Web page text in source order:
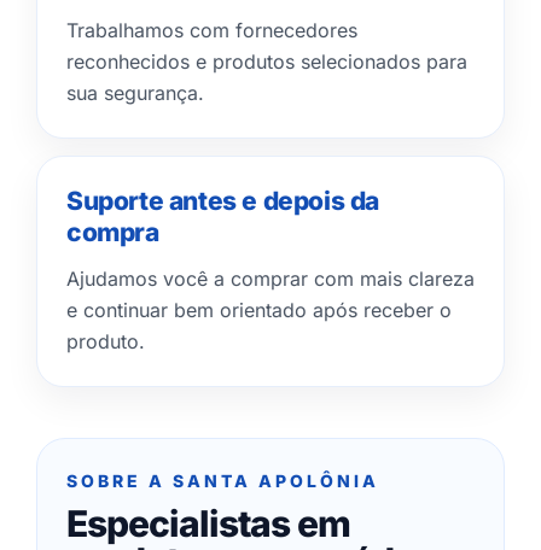
Trabalhamos com fornecedores
reconhecidos e produtos selecionados para
sua segurança.
Suporte antes e depois da
compra
Ajudamos você a comprar com mais clareza
e continuar bem orientado após receber o
produto.
SOBRE A SANTA APOLÔNIA
Especialistas em